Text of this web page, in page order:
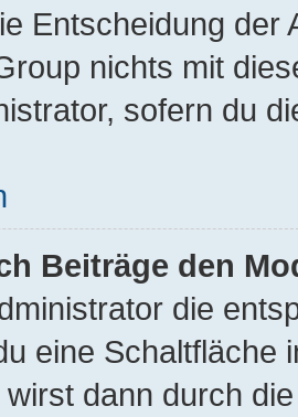
Entscheidung der
nichts mit
sofern du
Beiträge den
die
eine Schaltfläche
dann durch